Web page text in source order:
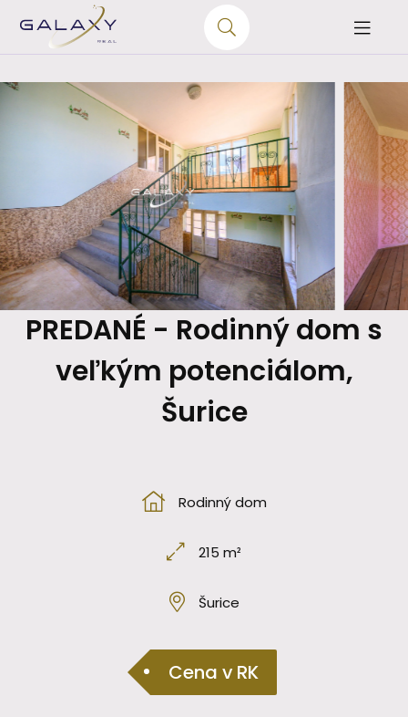
PREDANÉ - Rodinný dom s
veľkým potenciálom,
Šurice
Rodinný dom
215 m²
Šurice
Cena v RK